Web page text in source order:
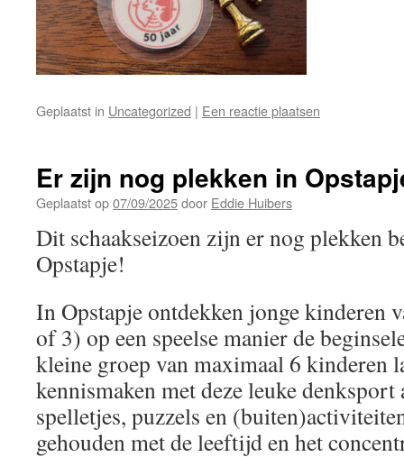
Geplaatst in Uncategorized | Een reactie plaatsen
Er zijn nog plekken in
Geplaatst op07/09/2025door Eddie Huibers
Dit schaakseizoen zijn er nog plekken
Opstapje!
In Opstapje ontdekken jonge kinderen
of 3) op een speelse manier de
kleine groep van maximaal 6 kinderen
kennismaken met deze leuke denksport
spelletjes, puzzels en
gehouden met de leeftijd en het